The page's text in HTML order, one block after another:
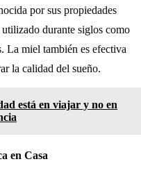
por sus propiedades
durante siglos como
La miel también es efectiva
la calidad del sueño.
está en viajar y no en
en Casa